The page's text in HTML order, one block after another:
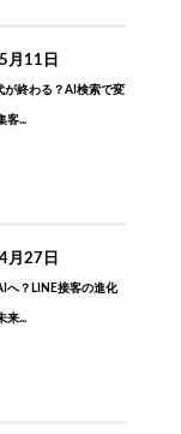
月11日
が終わる？AI検索で変
客...
月27日
へ？LINE接客の進化
来...